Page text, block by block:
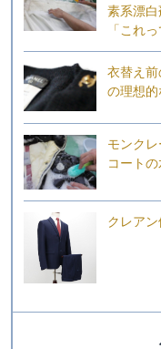
素系漂白
「これ
衣替え
の理想
モンク
コート
クレア